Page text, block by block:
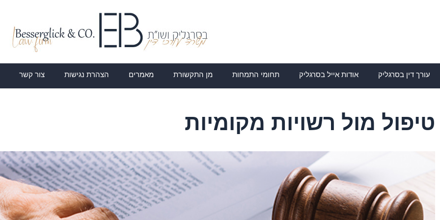
עורך דין בסרגליק אודות אייל בסרגליק תחומי התמחות מן התקשורת מאמרים הצהרת נגישות צור קשר
טיפול מול רשויות מקומיות